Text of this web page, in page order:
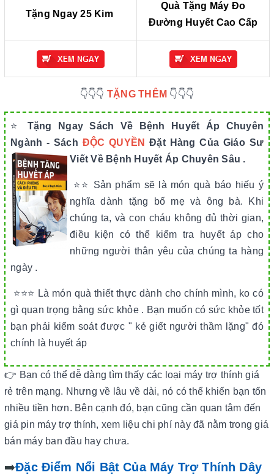
Tặng Ngay 25 Kim
Quà Tặng Máy Đo
Đường Huyết Cao Cấp
👇👇👇 TẶNG THÊM 👇👇👇
⭐ Tặng Ngay Sách Về Bệnh Huyết Áp Chuyên
Ngành - Sách ĐỘC QUYỀN Đặt Hàng Của Giáo Sư
Viết Về Bệnh Huyết Áp Chuyên Sâu .
⭐⭐ Sản phẩm sẽ là món quà báo hiếu ý
nghĩa dành tặng bố mẹ và ông bà. Khi
chúng ta, và con cháu không đủ thời gian,
điều kiện có thể kiểm tra huyết áp cho
những người thân yêu của chúng ta hàng
ngày .
⭐⭐⭐ Là món quà thiết thực dành cho chính mình, ko có
gì quan trọng bằng sức khỏe . Bạn muốn có sức khỏe tốt
bạn phải kiểm soát được " kẻ giết người thầm lặng" đó
chính là huyết áp
👉 Bạn có thể dễ dàng tìm thấy các loại máy trợ thính giá
rẻ trên mạng. Nhưng về lâu về dài, nó có thể khiến bạn tốn
nhiều tiền hơn. Bên cạnh đó, bạn cũng cần quan tâm đến
giá pin máy trợ thính, xem liệu chi phí này đã nằm trong giá
bán máy ban đầu hay chưa.
➡️Đặc Điểm Nổi Bật Của Máy Trợ Thính Dây